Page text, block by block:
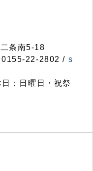
条南5-18
22-2802 / s
：日曜日・祝祭